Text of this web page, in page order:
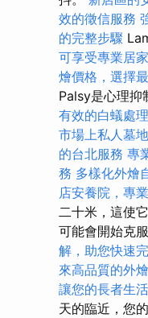
效的徵信服務
的完整步驟
可享受專業居
燴價格，選擇
Palsy是心理抑
有效的白蟻處
市場上私人墓
的台北服務 專
務 多樣化外燴
店安養院，專
二十米，這使
可能會開始克服
解，助您快速
來高品質的外
讓您的長者生
天的臨近，您